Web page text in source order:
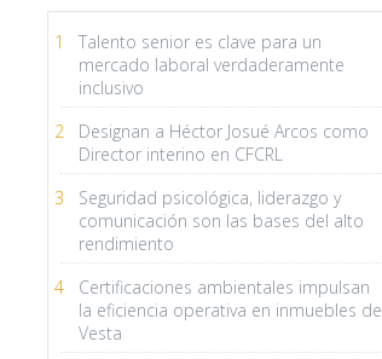
1
Talento senior es clave para un
mercado laboral verdaderamente
inclusivo
2
Designan a Héctor Josué Arcos como
Director interino en CFCRL
3
Seguridad psicológica, liderazgo y
comunicación son las bases del alto
rendimiento
4
Certificaciones ambientales impulsan
la eficiencia operativa en inmuebles de
Vesta